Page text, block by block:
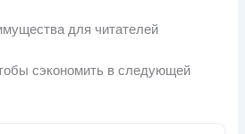
для читателей
сэкономить в следующей